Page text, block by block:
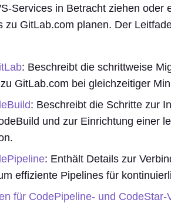
Services in Betracht ziehen oder
zu GitLab.com planen. Der
: Beschreibt die schrittweise
GitLab.com bei gleichzeitiger
: Beschreibt die Schritte zur
und zur Einrichtung einer
: Enthält Details zur
effiziente Pipelines für
für CodePipeline- und CodeStar-